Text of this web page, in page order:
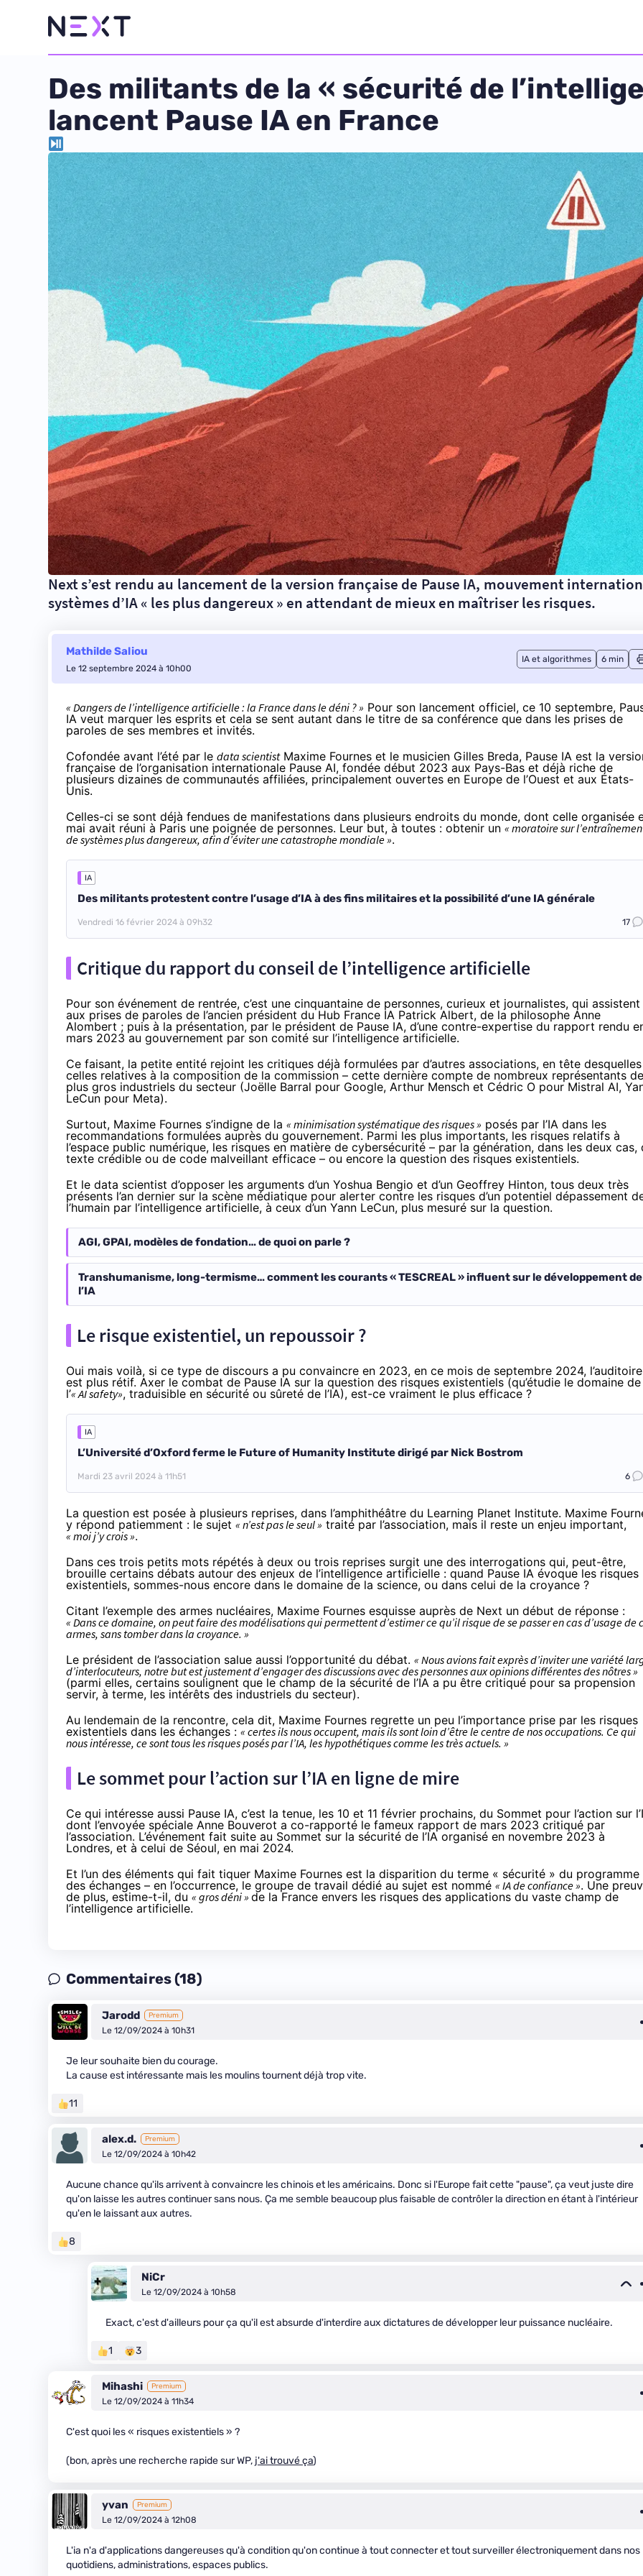
Des militants de la « sécurité de
lancent Pause IA en France
Next s’est rendu au lancement de la version française de Pause IA, mouvement
systèmes d’IA « les plus dangereux » en attendant de mieux en maîtriser les risques.
Mathilde Saliou
Le 12 septembre 2024 à 10h00
IA et algorithmes 6 min
« Dangers de l’intelligence artificielle : la France dans le déni ? » Pour son lancement officiel, ce 10 septembre,
IA veut marquer les esprits et cela se sent autant dans le titre de sa conférence que dans les prises de
paroles de ses membres et invités.
Cofondée avant l’été par le data scientist Maxime Fournes et le musicien Gilles Breda, Pause IA est la
française de l’organisation internationale Pause AI, fondée début 2023 aux Pays-Bas et déjà riche de
plusieurs dizaines de communautés affiliées, principalement ouvertes en Europe de l’Ouest et aux États-
Unis.
Celles-ci se sont déjà fendues de manifestations dans plusieurs endroits du monde, dont celle organisée
mai avait réuni à Paris une poignée de personnes. Leur but, à toutes : obtenir un « moratoire sur
de systèmes plus dangereux, afin d’éviter une catastrophe mondiale ».
IA
Des militants protestent contre l’usage d’IA à des fins militaires et la possibilité d’une IA générale
Vendredi 16 février 2024 à 09h32 17
Critique du rapport du conseil de l’intelligence artificielle
Pour son événement de rentrée, c’est une cinquantaine de personnes, curieux et journalistes, qui assistent
aux prises de paroles de l’ancien président du Hub France IA Patrick Albert, de la philosophe Anne
Alombert ; puis à la présentation, par le président de Pause IA, d’une contre-expertise du rapport rendu
mars 2023 au gouvernement par son comité sur l’intelligence artificielle.
Ce faisant, la petite entité rejoint les critiques déjà formulées par d’autres associations, en tête desquelles
celles relatives à la composition de la commission – cette dernière compte de nombreux représentants
plus gros industriels du secteur (Joëlle Barral pour Google, Arthur Mensch et Cédric O pour Mistral AI,
LeCun pour Meta).
Surtout, Maxime Fournes s’indigne de la « minimisation systématique des risques » posés par l’IA dans les
recommandations formulées auprès du gouvernement. Parmi les plus importants, les risques relatifs à
l’espace public numérique, les risques en matière de cybersécurité – par la génération, dans les deux cas,
texte crédible ou de code malveillant efficace – ou encore la question des risques existentiels.
Et le data scientist d’opposer les arguments d’un Yoshua Bengio et d’un Geoffrey Hinton, tous deux très
présents l’an dernier sur la scène médiatique pour alerter contre les risques d’un potentiel dépassement
l’humain par l’intelligence artificielle, à ceux d’un Yann LeCun, plus mesuré sur la question.
AGI, GPAI, modèles de fondation… de quoi on parle ?
Transhumanisme, long-termisme… comment les courants « TESCREAL » influent sur le développement de
l’IA
Le risque existentiel, un repoussoir ?
Oui mais voilà, si ce type de discours a pu convaincre en 2023, en ce mois de septembre 2024,
est plus rétif. Axer le combat de Pause IA sur la question des risques existentiels (qu’étudie le domaine de
l’« AI safety», traduisible en sécurité ou sûreté de l’IA), est-ce vraiment le plus efficace ?
IA
L’Université d’Oxford ferme le Future of Humanity Institute dirigé par Nick Bostrom
Mardi 23 avril 2024 à 11h51 6
La question est posée à plusieurs reprises, dans l’amphithéâtre du Learning Planet Institute. Maxime
y répond patiemment : le sujet « n’est pas le seul » traité par l’association, mais il reste un enjeu important,
« moi j’y crois ».
Dans ces trois petits mots répétés à deux ou trois reprises surgit une des interrogations qui, peut-être,
brouille certains débats autour des enjeux de l’intelligence artificielle : quand Pause IA évoque les risques
existentiels, sommes-nous encore dans le domaine de la science, ou dans celui de la croyance ?
Citant l’exemple des armes nucléaires, Maxime Fournes esquisse auprès de Next un début de réponse :
« Dans ce domaine, on peut faire des modélisations qui permettent d’estimer ce qu’il risque de se passer en cas d’usage de
armes, sans tomber dans la croyance. »
Le président de l’association salue aussi l’opportunité du débat. « Nous avions fait exprès d’inviter une variété
d’interlocuteurs, notre but est justement d’engager des discussions avec des personnes aux opinions différentes des nôtres »
(parmi elles, certains soulignent que le champ de la sécurité de l’IA a pu être critiqué pour sa propension
servir, à terme, les intérêts des industriels du secteur).
Au lendemain de la rencontre, cela dit, Maxime Fournes regrette un peu l’importance prise par les risques
existentiels dans les échanges : « certes ils nous occupent, mais ils sont loin d’être le centre de nos occupations. Ce qui
nous intéresse, ce sont tous les risques posés par l’IA, les hypothétiques comme les très actuels. »
Le sommet pour l’action sur l’IA en ligne de mire
Ce qui intéresse aussi Pause IA, c’est la tenue, les 10 et 11 février prochains, du Sommet pour l’action sur
dont l’envoyée spéciale Anne Bouverot a co-rapporté le fameux rapport de mars 2023 critiqué par
l’association. L’événement fait suite au Sommet sur la sécurité de l’IA organisé en novembre 2023 à
Londres, et à celui de Séoul, en mai 2024.
Et l’un des éléments qui fait tiquer Maxime Fournes est la disparition du terme « sécurité » du programme
des échanges – en l’occurrence, le groupe de travail dédié au sujet est nommé « IA de confiance ». Une
de plus, estime-t-il, du « gros déni » de la France envers les risques des applications du vaste champ de
l’intelligence artificielle.
Commentaires (18)
Jarodd Premium
Le 12/09/2024 à 10h31
Je leur souhaite bien du courage.
La cause est intéressante mais les moulins tournent déjà trop vite.
11
alex.d. Premium
Le 12/09/2024 à 10h42
Aucune chance qu'ils arrivent à convaincre les chinois et les américains. Donc si l'Europe fait cette "pause", ça veut juste dire
qu'on laisse les autres continuer sans nous. Ça me semble beaucoup plus faisable de contrôler la direction en étant à l'intérieur
qu'en le laissant aux autres.
8
NiCr
Le 12/09/2024 à 10h58
Exact, c'est d'ailleurs pour ça qu'il est absurde d'interdire aux dictatures de développer leur puissance nucléaire.
1 3
Mihashi Premium
Le 12/09/2024 à 11h34
C'est quoi les « risques existentiels » ?
(bon, après une recherche rapide sur WP, j'ai trouvé ça)
yvan Premium
Le 12/09/2024 à 12h08
L'ia n'a d'applications dangereuses qu'à condition qu'on continue à tout connecter et tout surveiller électroniquement dans nos
quotidiens, administrations, espaces publics.